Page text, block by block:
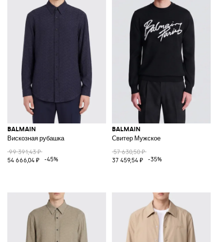
BALMAIN
Вискозная рубашка
99 391,43 ₽
54 666,04 ₽
-45%
BALMAIN
Свитер Мужское
57 630,50 ₽
37 459,54 ₽
-35%